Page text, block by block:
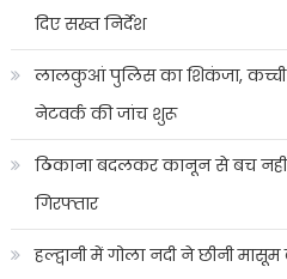
दिए सख्त निर्देश
लालकुआं पुलिस का शिकंजा, कच्ची
नेटवर्क की जांच शुरू
ठिकाना बदलकर कानून से बच
गिरफ्तार
हल्द्वानी में गोला नदी ने छीनी